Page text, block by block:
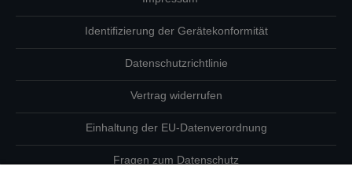
Identifizierung der Gerätekonformität
Datenschutzrichtlinie
Vertrag widerrufen
Einhaltung der EU-Datenverordnung
Fragen zum Datenschutz